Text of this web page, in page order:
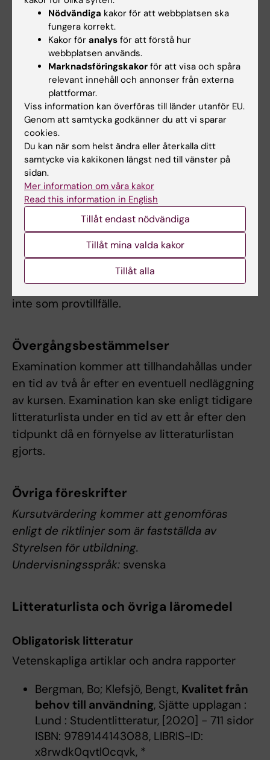
Inlämningsuppgifter
Gruppdiskussioner
Betyg U/G. Samtliga examinationer ska vara
godkända för godkänt slutbetyg.
Begränsning av antal examinationstillfällen
De studenter som ej är godkända efter
ordinarie examination har rätt att delta vid
ytterligare fem examinationstillfällen. Om
studenten genomfört sex underkända
examinationer ges inte något ytterligare
examinationstillfälle eller någon ny kursplats
på kursen. Som provtillfälle räknas de gånger
studenten deltagit i en och samma
examination. Inlämning av blank skrivning
räknas som provtillfälle. Provtillfälle till vilket
studenten anmält sig men inte deltagit räknas
inte som provtillfälle.
Övergångsbestämmelser
Examination kommer att tillhandahållas under
en tid av två år efter en eventuell nedläggning
av kursen. Examination kan ske enligt tidigare
litteraturlista under en tid av ett år efter den
tidpunkt då en förnyelse av litteraturlistan
gjorts.
Övriga föreskrifter
Kursutvärdering kommer att genomföras
enligt de riktlinjer som är fastställda av
Styrelsen för utbildning.
Undervisningsspråk: svenska
Litteraturlista och övriga läromedel
Obligatorisk litteratur
Vetenskapliga artiklar och andra rapporter
Bergman, Bo; Klefsjö, Bengt, Kvalitet från
behov till användning, Sjätte upplagan :
Lund : Studentlitteratur, [2020] - 711 sidor
ISBN: 9789144143088, LIBRIS-ID:
x8rwdk0qvtl0cqvk, *
Nödvändiga kakor för att webbplatsen ska
fungera korrekt.
Kakor för analys för att förstå hur
webbplatsen används.
Marknadsföringskakor för att visa och spåra
relevant innehåll och annonser från externa
plattformar.
Viss information kan överföras till länder utanför EU.
Genom att samtycka godkänner du att vi sparar
cookies.
Du kan när som helst ändra eller återkalla ditt
samtycke via kakikonen längst ned till vänster på
sidan.
Mer information om våra kakor
Read this information in English
Tillåt endast nödvändiga
Tillåt mina valda kakor
Tillåt alla